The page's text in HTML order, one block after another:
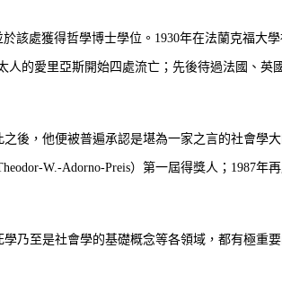
該處獲得哲學博士學位。1930年在法蘭克福大
的愛里亞斯開始四處流亡；先後待過法國、英
後，他便被普遍承認是堪為一家之言的社會學
W.-Adorno-Preis）第一屆得獎人；1987年
乃至是社會學的基礎概念等各領域，都有極重